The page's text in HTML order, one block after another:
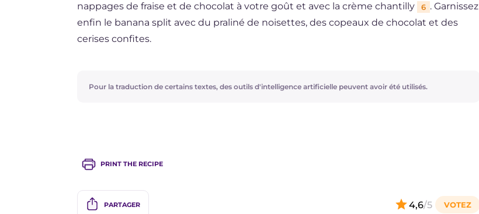
nappages de fraise et de chocolat à votre goût et avec la crème chantilly
6 . Garnissez
enfin le banana split avec du praliné de noisettes, des copeaux de chocolat et des
cerises confites.
Pour la traduction de certains textes, des outils d'intelligence artificielle peuvent avoir été utilisés.
PRINT THE RECIPE
PARTAGER 4,6/5